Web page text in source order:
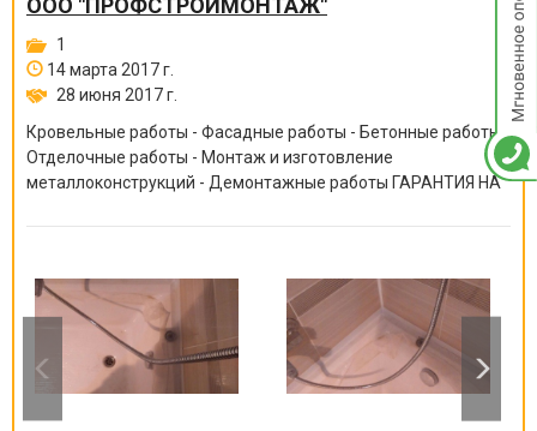
ООО "ПРОФСТРОЙМОНТАЖ"
1
14 марта 2017 г.
28 июня 2017 г.
Кровельные работы - Фасадные работы - Бетонные работы -
Отделочные работы - Монтаж и изготовление
металлоконструкций - Демонтажные работы ГАРАНТИЯ НА